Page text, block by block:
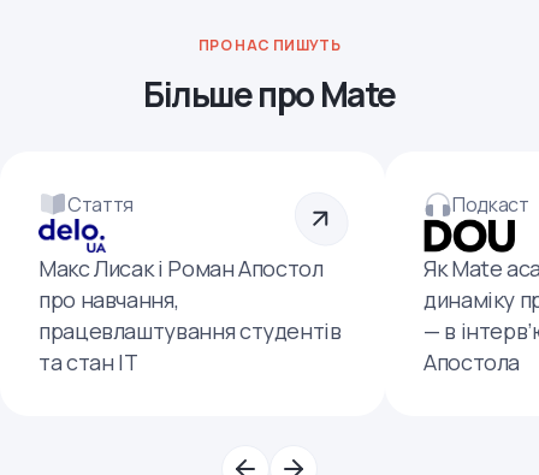
ПРО НАС ПИШУТЬ
Більше про Mate
Стаття
Макс Лисак і Роман Апостол
про навчання,
працевлаштування студентів
та стан ІТ
Подкаст
Як Mate
динаміку
— в
Апостола